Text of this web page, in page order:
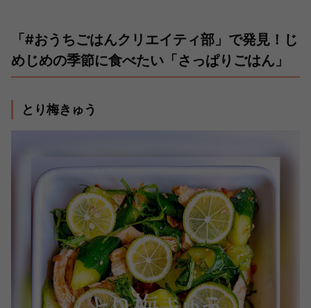
「#おうちごはんクリエイティ部」で発見！じ
めじめの季節に食べたい「さっぱりごはん」
とり梅きゅう